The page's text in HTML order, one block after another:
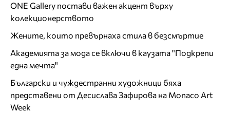
ONE Gallery постави важен акцент върху
колекционерството
Жените, които превърнаха стила в безсмъртие
Академията за мода се включи в каузата "Подкрепи
една мечта"
Български и чуждестранни художници бяха
представени от Десислава Зафирова на Monaco Art
Week